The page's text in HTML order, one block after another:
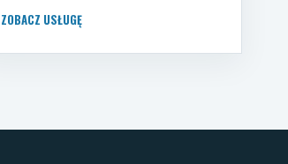
ZOBACZ USŁUGĘ